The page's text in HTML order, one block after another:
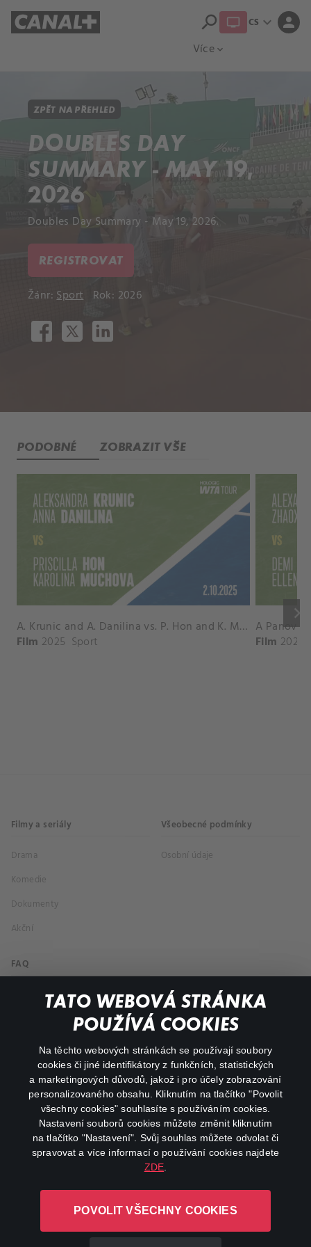
TATO WEBOVÁ STRÁNKA
POUŽÍVÁ COOKIES
Na těchto webových stránkách se používají soubory
cookies či jiné identifikátory z funkčních, statistických
a marketingových důvodů, jakož i pro účely zobrazování
personalizovaného obsahu. Kliknutím na tlačítko "Povolit
všechny cookies" souhlasíte s používáním cookies.
Nastavení souborů cookies můžete změnit kliknutím
na tlačítko "Nastavení". Svůj souhlas můžete odvolat či
spravovat a více informací o používání cookies najdete
ZDE
POVOLIT VŠECHNY COOKIES
Více expand_more
search CS expand_more person
ZPĚT NA PŘEHLED
DOUBLES DAY
SUMMARY - MAY 19,
2026
Doubles Day Summary - May 19, 2026.
REGISTROVAT
Žánr:Sport Rok: 2026
PODOBNÉ ZOBRAZIT VŠE
keyboard_arrow_right
A. Krunic and A. Danilina vs. P. Hon and K. Muchova Match Highlights - BEIJING_Capital Group Diamond ( October 02, 2025)
Film 2025 Sport Film 2026
Filmy a seriály
Drama
Komedie
Dokumenty
Akční
Všeobecné podmínky
Osobní údaje
FAQ
Můj účet
Důležité odkazy
facebookinstagram
youtube
L-1246 Luxembourg R.C.S.